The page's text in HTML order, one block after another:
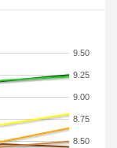
8.50
8.75
9.00
9.25
9.50